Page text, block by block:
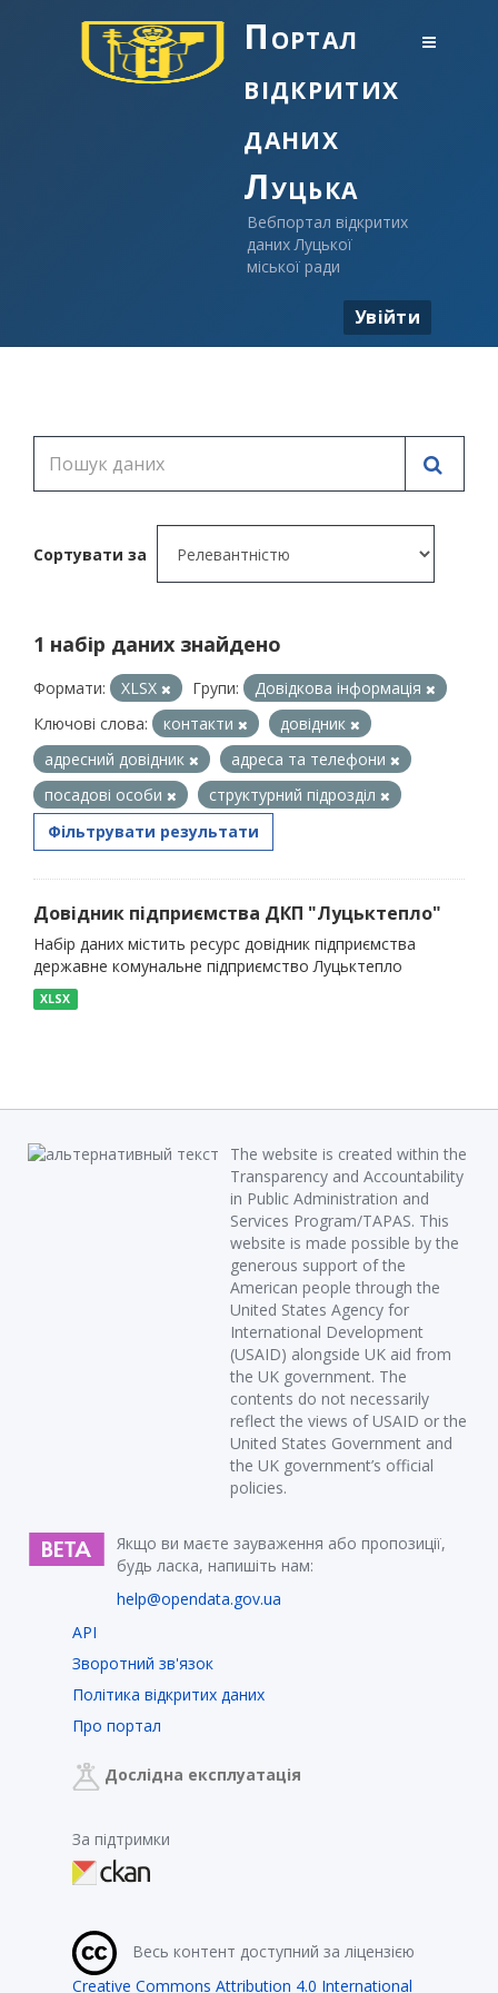
Портал
відкритих
даних
Луцька
Вебпортал відкритих
даних Луцької
міської ради
Увійти
Сортувати за
1 набір даних знайдено
Формати: XLSX Групи:
Довідкова інформація
Ключові слова:
контакти
довідник
адресний довідник
адреса та телефони
посадові особи
структурний підрозділ
Фільтрувати результати
Довідник підприємства ДКП "Луцьктепло"
Набір даних містить ресурс довідник підприємства
державне комунальне підприємство Луцьктепло
XLSX
The website is created within the
Transparency and Accountability
in Public Administration and
Services Program/TAPAS. This
website is made possible by the
generous support of the
American people through the
United States Agency for
International Development
(USAID) alongside UK aid from
the UK government. The
contents do not necessarily
reflect the views of USAID or the
United States Government and
the UK government’s official
policies.
Якщо ви маєте зауваження або пропозиції,
будь ласка, напишіть нам:
help@opendata.gov.ua
API
Зворотний зв'язок
Політика відкритих даних
Про портал
Дослідна експлуатація
За підтримки
Весь контент доступний за ліцензією
Creative Commons Attribution 4.0 International